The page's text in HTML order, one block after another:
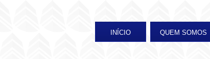
INÍCIO QUEM SOMOS